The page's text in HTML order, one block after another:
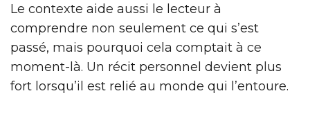
Le contexte aide aussi le lecteur à
comprendre non seulement ce qui s’est
passé, mais pourquoi cela comptait à ce
moment-là. Un récit personnel devient plus
fort lorsqu’il est relié au monde qui l’entoure.